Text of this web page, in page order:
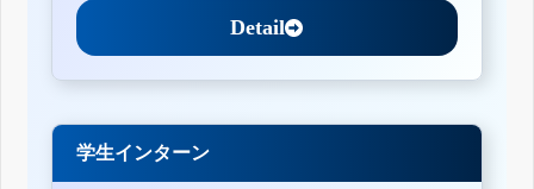
Detail
学生インターン